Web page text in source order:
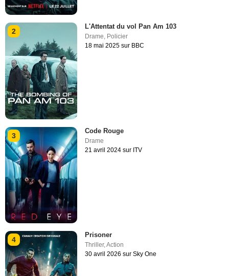
2
L'Attentat du vol Pan Am 103
Drame, Policier
18 mai 2025 sur BBC
3
Code Rouge
Drame
21 avril 2024 sur ITV
4
Prisoner
Thriller,Action
30 avril 2026 sur Sky One